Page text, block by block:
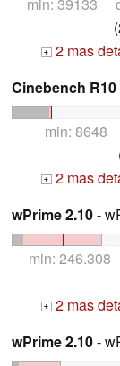
min: 39133
+ 2 mas
Cinebench R10
min:
+ 2 mas
wPrime 2.10-
min:
+ 2 mas
wPrime 2.10-